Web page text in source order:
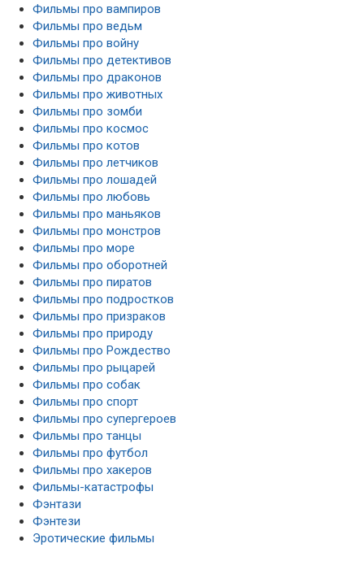
Фильмы про вампиров
Фильмы про ведьм
Фильмы про войну
Фильмы про детективов
Фильмы про драконов
Фильмы про животных
Фильмы про зомби
Фильмы про космос
Фильмы про котов
Фильмы про летчиков
Фильмы про лошадей
Фильмы про любовь
Фильмы про маньяков
Фильмы про монстров
Фильмы про море
Фильмы про оборотней
Фильмы про пиратов
Фильмы про подростков
Фильмы про призраков
Фильмы про природу
Фильмы про Рождество
Фильмы про рыцарей
Фильмы про собак
Фильмы про спорт
Фильмы про супергероев
Фильмы про танцы
Фильмы про футбол
Фильмы про хакеров
Фильмы-катастрофы
Фэнтази
Фэнтези
Эротические фильмы